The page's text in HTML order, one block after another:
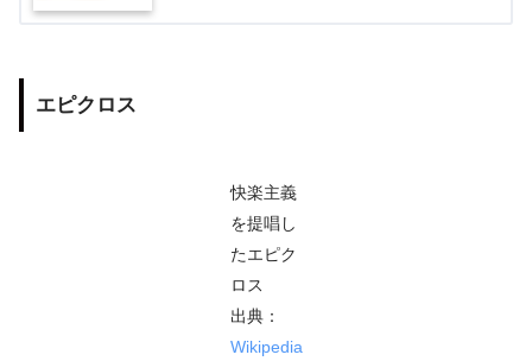
エピクロス
快楽主義
を提唱し
たエピク
ロス
出典：
Wikipedia